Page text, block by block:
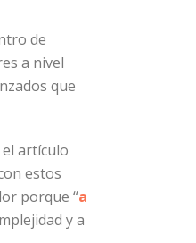
de
a nivel
que
artículo
estos
porque “a
y a